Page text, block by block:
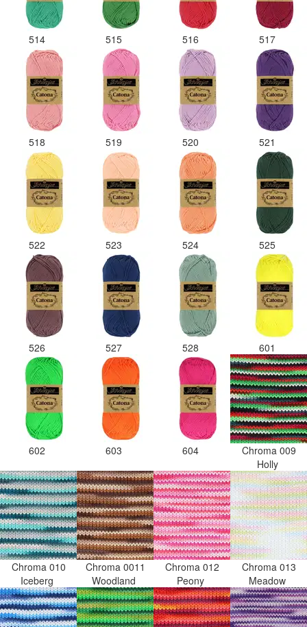
514 515 516 517
518 519 520 521
522 523 524 525
526 527 528 601
602 603 604
Chroma 009
Holly
Chroma 010
Iceberg
Chroma 0011
Woodland
Chroma 012
Peony
Chroma 013
Meadow